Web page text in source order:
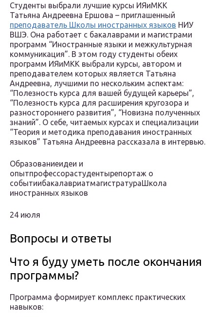
Студенты выбрали лучшие курсы ИЯиМКК
Татьяна Андреевна Ершова – приглашенный
преподаватель Школы иностранных языков НИУ
ВШЭ. Она работает с бакалаврами и магистрами
программ “Иностранные языки и межкультурная
коммуникация”. В этом году студенты обеих
программ ИЯиМКК выбрали курсы, автором и
преподавателем которых является Татьяна
Андреевна, лучшими по нескольким аспектам:
“Полезность курса для вашей будущей карьеры”,
“Полезность курса для расширения кругозора и
разностороннего развития”, “Новизна полученных
знаний”. О себе, читаемых курсах и специализации
“Теория и методика преподавания иностранных
языков” Татьяна Андреевна рассказала в интервью.
Образованиеидеи и
опытпрофессорастудентырепортаж о
событиибакалавриатмагистратураШкола
иностранных языков
24 июля
Вопросы и ответы
Что я буду уметь после окончания
программы?
Программа формирует комплекс практических
навыков: